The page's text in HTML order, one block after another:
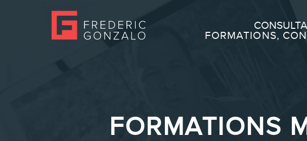
FORMATIONS,
FORMATIONS